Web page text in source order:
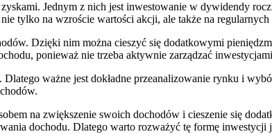
Jednym z nich jest inwestowanie w dywidendy
⁢tylko na wzroście wartości akcji, ale także na
⁤Dzięki nim ‍można cieszyć się dodatkowymi
ponieważ nie trzeba aktywnie zarządzać
ważne jest dokładne przeanalizowanie rynku i
na ​zwiększenie swoich​ dochodów i cieszenie się
dochodu. Dlatego warto rozważyć⁣ tę formę inwestycji